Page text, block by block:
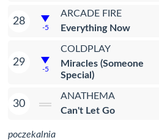
28
-5
ARCADE FIRE
Everything Now
29
-5
COLDPLAY
Miracles (Someone
Special)
30
ANATHEMA
Can't Let Go
poczekalnia